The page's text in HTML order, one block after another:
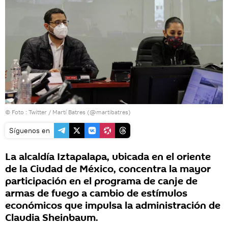
© Foto : Twitter / Martí Batres (@martibatres)
Síguenos en
La alcaldía Iztapalapa, ubicada en el oriente
de la Ciudad de México, concentra la mayor
participación en el programa de canje de
armas de fuego a cambio de estímulos
económicos que impulsa la administración de
Claudia Sheinbaum.